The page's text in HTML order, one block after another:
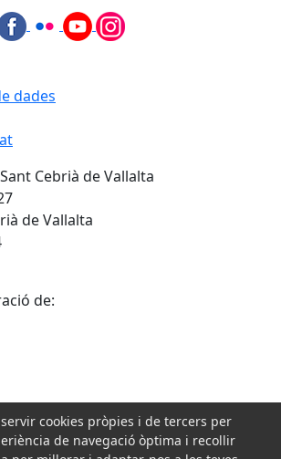
dades
Cebrià de Vallalta
de Vallalta
de:
cookies pròpies i de tercers per
de navegació òptima i recollir